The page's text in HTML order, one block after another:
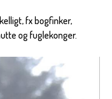
fx bogfinker,
og fuglekonger.